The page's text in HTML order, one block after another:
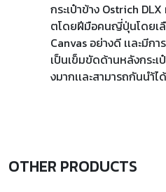
กระเป๋าข้าง Ostrich
ตโดยฝีมือคนญี่ปุ่นโดยเลื
Canvas อย่างดี เเละมีก
เป็นเข็มขัดด้านหลังกระ
งมากเเละสามารถกันนำ้ไ
OTHER PRODUCTS